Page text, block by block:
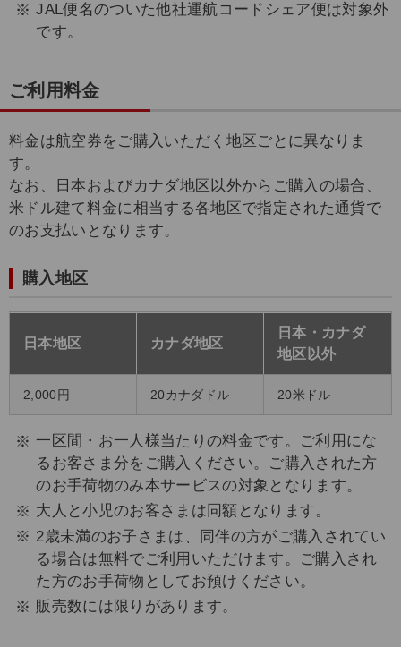
JAL便名のついた他社運航コードシェア便は対象外
です。
ご利用料金
料金は航空券をご購入いただく地区ごとに異なりま
す。
なお、日本およびカナダ地区以外からご購入の場合、
米ドル建て料金に相当する各地区で指定された通貨で
のお支払いとなります。
購入地区
日本地区 カナダ地区
日本・カナダ
地区以外
2,000円 20カナダドル 20米ドル
一区間・お一人様当たりの料金です。ご利用にな
るお客さま分をご購入ください。ご購入された方
のお手荷物のみ本サービスの対象となります。
大人と小児のお客さまは同額となります。
2歳未満のお子さまは、同伴の方がご購入されてい
る場合は無料でご利用いただけます。ご購入され
た方のお手荷物としてお預けください。
販売数には限りがあります。